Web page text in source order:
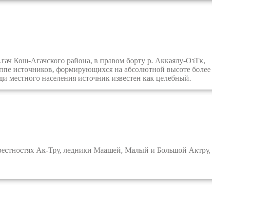
Кош-Агачского района, в правом борту р. Аккаялу-ОзTк,
источников, формирующихся на абсолютной высоте более
местного населения источник известен как целебный.
Ак-Тру, ледники Маашей, Малый и Большой Актру,